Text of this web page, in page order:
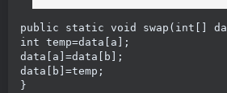
public static void swap(int[]
int temp=data[a];
data[a]=data[b];
data[b]=temp;